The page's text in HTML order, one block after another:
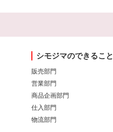
シモジマのできること
販売部門
営業部門
商品企画部門
仕入部門
物流部門